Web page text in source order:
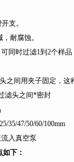
支。
耐腐蚀。
同时过滤1到2个样品
之间用夹子固定，
滤头之间*密封
35/47/50/60/100mm
入真空泵
下：